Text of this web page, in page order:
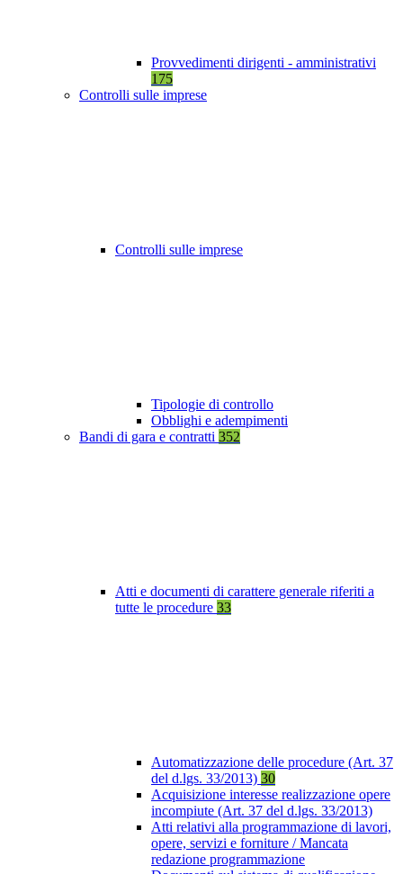
Provvedimenti dirigenti - amministrativi
175
Controlli sulle imprese
Controlli sulle imprese
Tipologie di controllo
Obblighi e adempimenti
Bandi di gara e contratti 352
Atti e documenti di carattere generale riferiti a
tutte le procedure 33
Automatizzazione delle procedure (Art. 37
del d.lgs. 33/2013) 30
Acquisizione interesse realizzazione opere
incompiute (Art. 37 del d.lgs. 33/2013)
Atti relativi alla programmazione di lavori,
opere, servizi e forniture / Mancata
redazione programmazione